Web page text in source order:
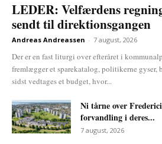
LEDER: Velfærdens
sendt til direktionsgangen
Andreas Andreassen - 7 august, 2026
Der er en fast liturgi over efteråret i
fremlægger et sparekatalog, politikerne gyser,
sidst vedtages et budget, hvor...
Ni tårne over
forvandling i deres...
7 august, 2026